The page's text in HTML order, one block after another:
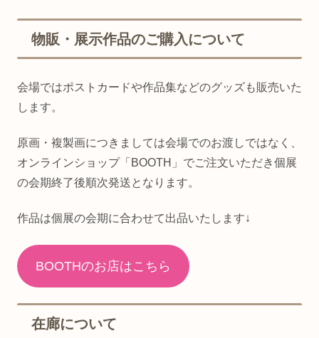
物販・展示作品のご購入について
会場ではポストカードや作品集などのグッズも販売いた
します。
原画・複製画につきましては会場でのお渡しではなく、
オンラインショップ「BOOTH」でご注文いただき個展
の会期終了後順次発送となります。
作品は個展の会期に合わせて出品いたします↓
BOOTHのお店はこちら
在廊について